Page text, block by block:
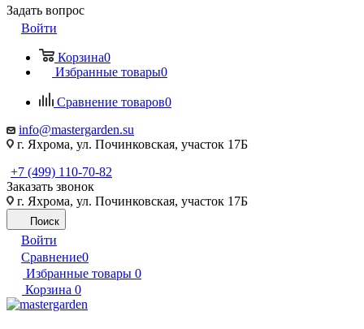
Задать вопрос
Войти
Корзина0
Избранные товары0
Сравнение товаров0
info@mastergarden.su
г. Яхрома, ул. Починковская, участок 17Б
+7 (499) 110-70-82
Заказать звонок
г. Яхрома, ул. Починковская, участок 17Б
Поиск
Войти
Сравнение0
Избранные товары 0
Корзина 0